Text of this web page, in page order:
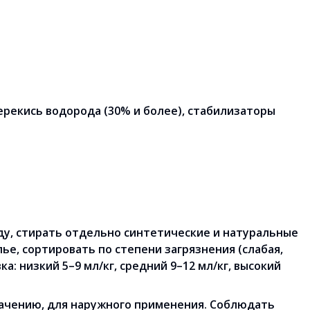
водорода (30% и более), стабилизаторы
стирать отдельно синтетические и натуральные
сортировать по степени загрязнения (слабая,
низкий 5–9 мл/кг, средний 9–12 мл/кг, высокий
для наружного применения. Соблюдать